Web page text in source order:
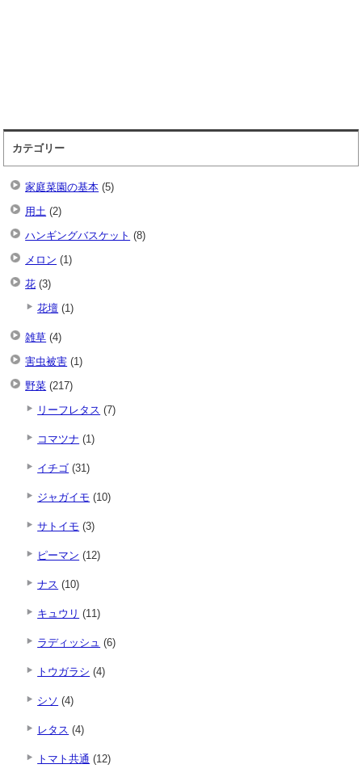
カテゴリー
家庭菜園の基本 (5)
用土 (2)
ハンギングバスケット (8)
メロン (1)
花 (3)
花壇 (1)
雑草 (4)
害虫被害 (1)
野菜 (217)
リーフレタス (7)
コマツナ (1)
イチゴ (31)
ジャガイモ (10)
サトイモ (3)
ピーマン (12)
ナス (10)
キュウリ (11)
ラディッシュ (6)
トウガラシ (4)
シソ (4)
レタス (4)
トマト共通 (12)